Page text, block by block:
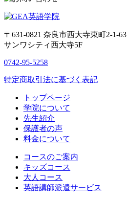
〒631-0821 奈良市西大寺東町2-1-63
サンワシティ西大寺5F
0742-95-5258
特定商取引法に基づく表記
トップページ
学院について
先生紹介
保護者の声
料金について
コースのご案内
キッズコース
大人コース
英語講師派遣サービス